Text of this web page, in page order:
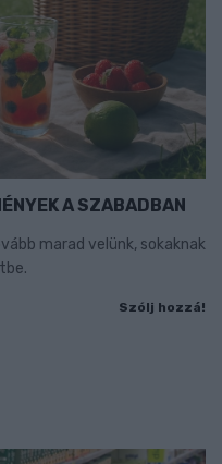
A SZABADBAN
marad velünk, sokaknak
Szólj hozzá!